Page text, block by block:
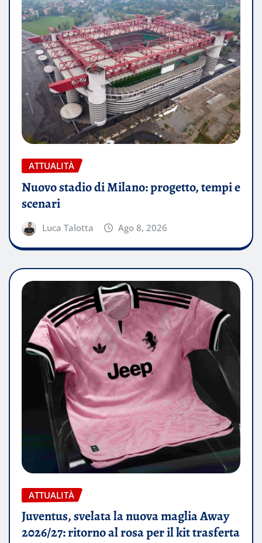
ATTUALITÀ
Nuovo stadio di Milano: progetto, tempi e
scenari
Luca Talotta Ago 8, 2026
ATTUALITÀ
Juventus, svelata la nuova maglia Away
2026/27: ritorno al rosa per il kit trasferta